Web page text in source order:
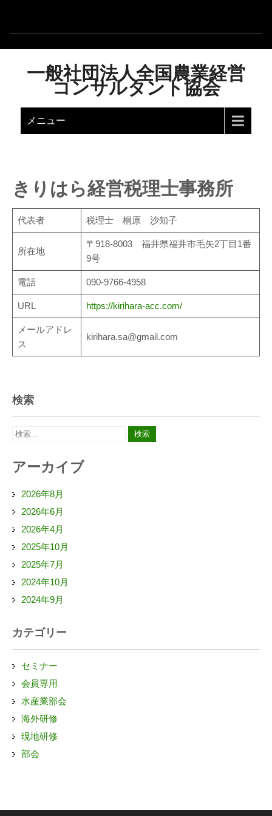
一般社団法人全国農業経営
コンサルタント協会
メニュー
きりはら経営税理士事務所
代表者 税理士 桐原 沙知子
所在地
〒918-8003 福井県福井市毛矢2丁目1番
9号
電話 090-9766-4958
URL https://kirihara-acc.com/
メールアドレ
ス
kirihara.sa@gmail.com
検索
アーカイブ
2026年8月
2026年6月
2026年4月
2025年10月
2025年7月
2024年10月
2024年9月
カテゴリー
セミナー
会員専用
水産業部会
海外研修
現地研修
部会